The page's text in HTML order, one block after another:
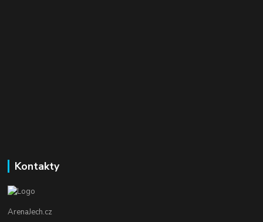
Kontakty
ArenaJech.cz